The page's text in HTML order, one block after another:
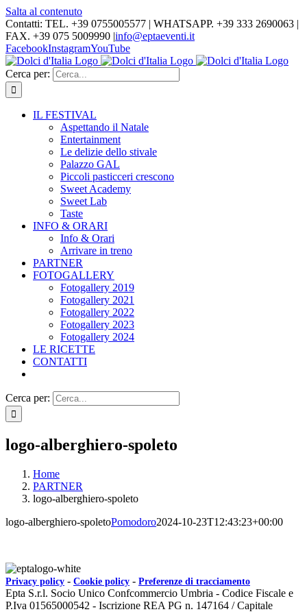
Salta al contenuto
Contatti: TEL. +39 0755005577 | WHATSAPP. +39 333 2690063 |
FAX. +39 075 5009990 |info@eptaeventi.it
FacebookInstagramYouTube
Cerca per:
IL FESTIVAL
Aspettando il Natale
Entertainment
Le delizie dello stivale
Palazzo GAL
Piccoli pasticceri crescono
Sweet Academy
Sweet Lab
Taste
INFO & ORARI
Info & Orari
Arrivare in treno
PARTNER
FOTOGALLERY
Fotogallery 2019
Fotogallery 2021
Fotogallery 2022
Fotogallery 2023
Fotogallery 2024
LE RICETTE
CONTATTI
Cerca per:
logo-alberghiero-spoleto
Home
PARTNER
logo-alberghiero-spoleto
logo-alberghiero-spoletoPomodoro2024-10-23T12:43:23+00:00
Privacy policy - Cookie policy - Preferenze di tracciamento
Epta S.r.l. Socio Unico Confcommercio Umbria - Codice Fiscale e
P.Iva 01565000542 - Iscrizione REA PG n. 147164 / Capitale